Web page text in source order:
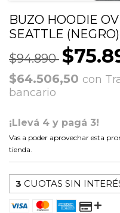
BUZO HOODIE
SEATTLE (NEGRO)
$94.890
$64.506,50 con
bancario
¡Llevá 4 y pagá 3!
Vas a poder aprovechar esta
tienda.
3 CUOTAS SIN